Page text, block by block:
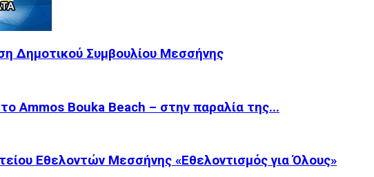
Δημοτικού Συμβουλίου Μεσσήνης
Ammos Bouka Beach – στην παραλία της...
Εθελοντών Μεσσήνης «Εθελοντισμός για Όλους»